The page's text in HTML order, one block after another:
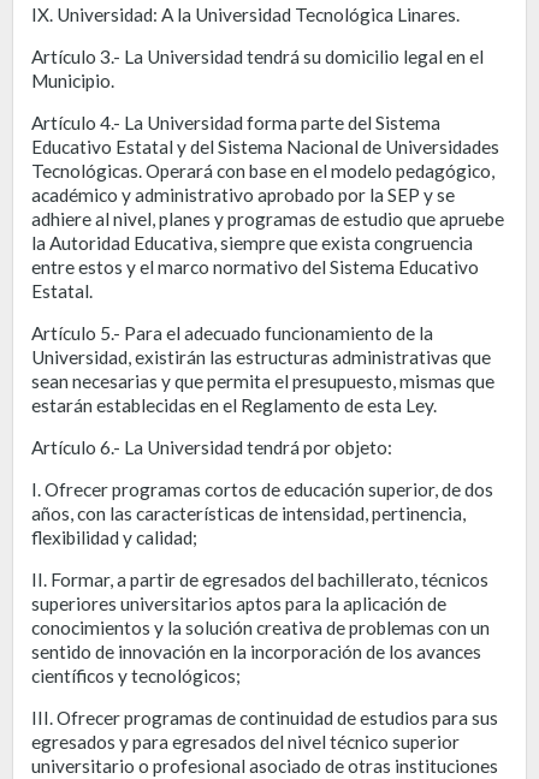
IX. Universidad: A la Universidad Tecnológica Linares.
Artículo 3.- La Universidad tendrá su domicilio legal en el
Municipio.
Artículo 4.- La Universidad forma parte del Sistema
Educativo Estatal y del Sistema Nacional de Universidades
Tecnológicas. Operará con base en el modelo pedagógico,
académico y administrativo aprobado por la SEP y se
adhiere al nivel, planes y programas de estudio que apruebe
la Autoridad Educativa, siempre que exista congruencia
entre estos y el marco normativo del Sistema Educativo
Estatal.
Artículo 5.- Para el adecuado funcionamiento de la
Universidad, existirán las estructuras administrativas que
sean necesarias y que permita el presupuesto, mismas que
estarán establecidas en el Reglamento de esta Ley.
Artículo 6.- La Universidad tendrá por objeto:
I. Ofrecer programas cortos de educación superior, de dos
años, con las características de intensidad, pertinencia,
flexibilidad y calidad;
II. Formar, a partir de egresados del bachillerato, técnicos
superiores universitarios aptos para la aplicación de
conocimientos y la solución creativa de problemas con un
sentido de innovación en la incorporación de los avances
científicos y tecnológicos;
III. Ofrecer programas de continuidad de estudios para sus
egresados y para egresados del nivel técnico superior
universitario o profesional asociado de otras instituciones